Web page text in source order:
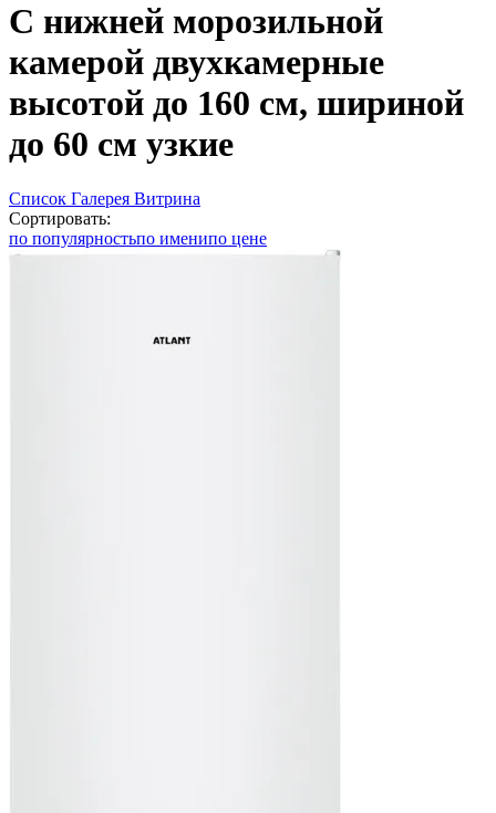
С нижней морозильной
камерой двухкамерные
высотой до 160 см, шириной
до 60 см узкие
Список Галерея Витрина
Сортировать:
по популярностьпо именипо цене